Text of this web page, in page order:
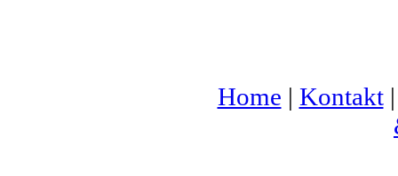
Home | Kontakt